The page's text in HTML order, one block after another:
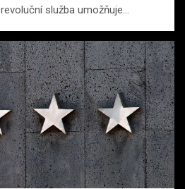
služba umožňuje…